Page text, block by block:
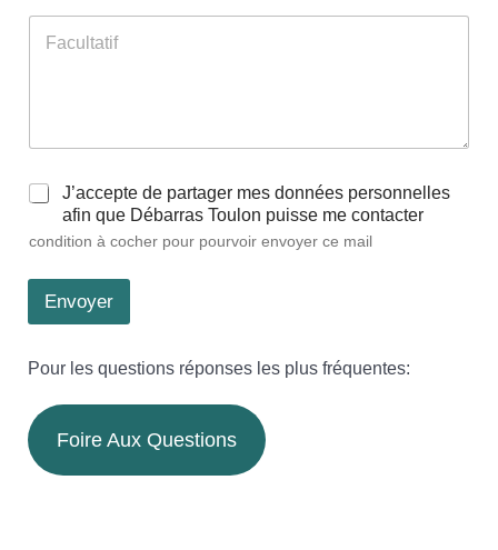
C
s
c
c
r
*
J’accepte de partager mes données personnelles
afin que Débarras Toulon puisse me contacter
condition à cocher pour pourvoir envoyer ce mail
Envoyer
Pour les questions réponses les plus fréquentes:
Foire Aux Questions